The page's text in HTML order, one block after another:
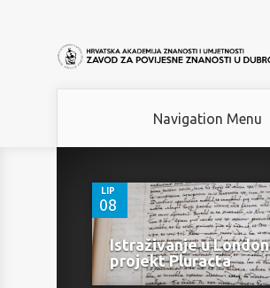
Navigation Menu
LIP
08
Istraživanje u
projekt Pluracta
0